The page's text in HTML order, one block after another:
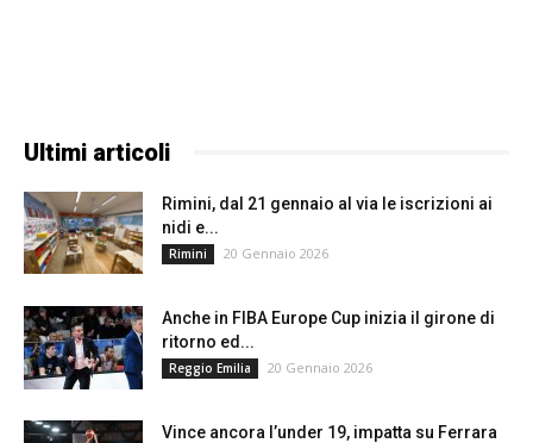
Ultimi articoli
Rimini, dal 21 gennaio al via le iscrizioni ai
nidi e...
Rimini 20 Gennaio 2026
Anche in FIBA Europe Cup inizia il girone di
ritorno ed...
Reggio Emilia 20 Gennaio 2026
Vince ancora l’under 19, impatta su Ferrara